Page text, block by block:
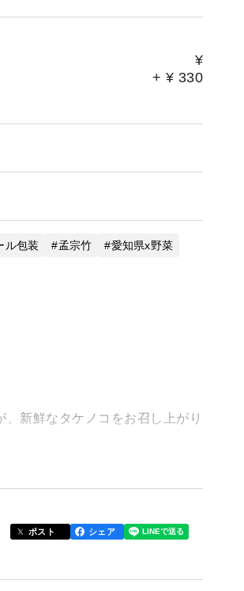
¥
+ ¥ 330
ル包装 孟宗竹
愛知県x野菜
、新鮮なタケノコをお召し上がり
ポスト シェア